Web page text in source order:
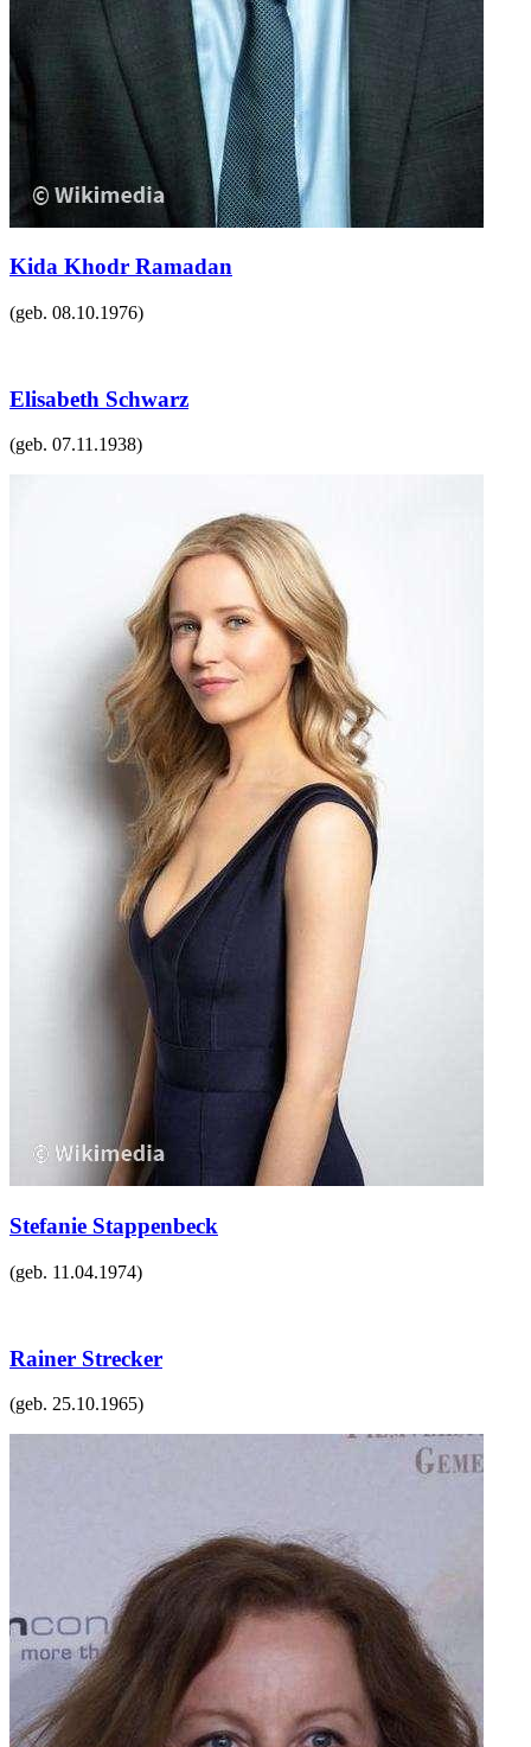
Kida Khodr Ramadan
(geb. 08.10.1976)
Elisabeth Schwarz
(geb. 07.11.1938)
Stefanie Stappenbeck
(geb. 11.04.1974)
Rainer Strecker
(geb. 25.10.1965)